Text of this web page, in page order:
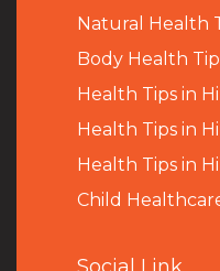
Natural Health
Body Health
Health Tips in
Health Tips in
Health Tips in
Child